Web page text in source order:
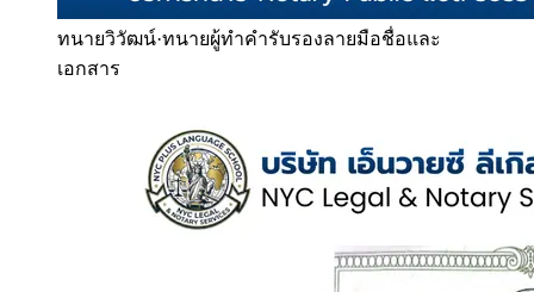
ทนายวิวัฒน์·ทนายผู้ทำคำรับรองลายมือชื่อและ
เอกสาร